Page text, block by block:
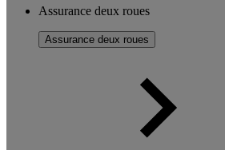
Assurance deux roues
Assurance deux roues